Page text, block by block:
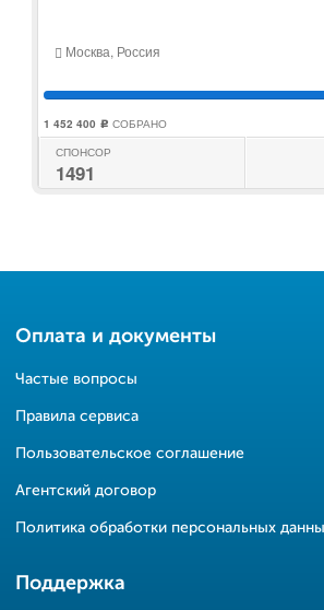
Москва, Россия
1 452 400 c СОБРАНО
СПОНСОР
1491
Оплата и документы
Частые вопросы
Правила сервиса
Пользовательское соглашение
Агентский договор
Политика обработки персональных
Поддержка